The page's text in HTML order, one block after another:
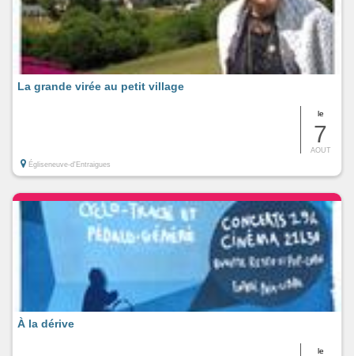
le
7
AOUT
La grande virée au petit village
Égliseneuve-d'Entraigues
le
À la dérive